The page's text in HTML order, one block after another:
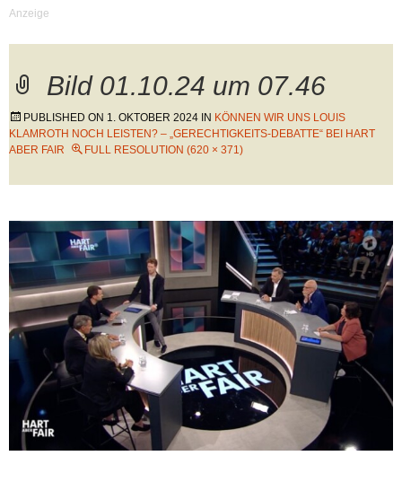
Bild 01.10.24 um 07.46
PUBLISHED ON 1. OKTOBER 2024 IN KÖNNEN WIR UNS LOUIS
KLAMROTH NOCH LEISTEN? – „GERECHTIGKEITS-DEBATTE“ BEI HART
ABER FAIR
FULL RESOLUTION (620 × 371)